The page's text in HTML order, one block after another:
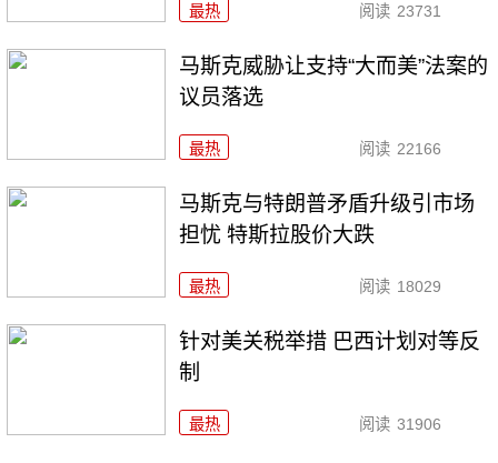
最热 阅读 23731
马斯克威胁让支持“大而美”法案的
议员落选
最热 阅读 22166
马斯克与特朗普矛盾升级引市场
担忧 特斯拉股价大跌
最热 阅读 18029
针对美关税举措 巴西计划对等反
制
最热 阅读 31906